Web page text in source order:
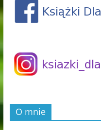
O mnie